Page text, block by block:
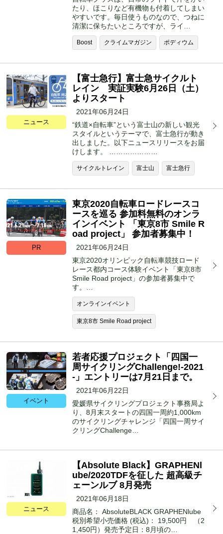
たり、ほこりなど有機物も付着してしまい
やすいです。毎日使うものなので、つねに
清潔に保ちたいところですが、ライ…
Boost クライムマガジン ポディウム
ニュース
【富士急行】富士急サイクルト
レイン 実証実験6月26日（土）
よりスタート
2021年06月24日
“鉄道×自転車”という富士山の新しい観光
スタイルというテーマで、富士急行が動き
出しました。以下ニュースリリースをお届
けします。 …………………
サイクルトレイン 富士山 富士急行
PR
東京2020自転車ロードレースコ
ースを巡る 参加料無料のオンラ
インイベント 「東京8市 Smile R
oad project」 参加者募集中！
2021年06月24日
東京2020オリンピック自転車競技ロード
レース都内コース体験イベント「東京8市
Smile Road project」の参加者募集中で
す。…
オンラインイベント
東京8市 Smile Road project
イベント
若者応援プロジェクト「四国一
周サイクリングChallenge!-2021
-」エントリーは7月21日まで。
2021年06月22日
愛媛県サイクリングプロジェクト事務局よ
り、8月末スタートの四国一周約1,000km
のサイクリングチャレンジ「四国一周サイ
クリングChallenge…
ニュース
【Absolute Black】GRAPHENl
ube/2020TDFを征した 超高級チ
ェーンルブ 8月発売
2021年06月18日
商品名： AbsoluteBLACK GRAPHENlube
税別希望小売価格 (税込)： 19,500円 （2
1,450円）発売予定日：8月頃の…